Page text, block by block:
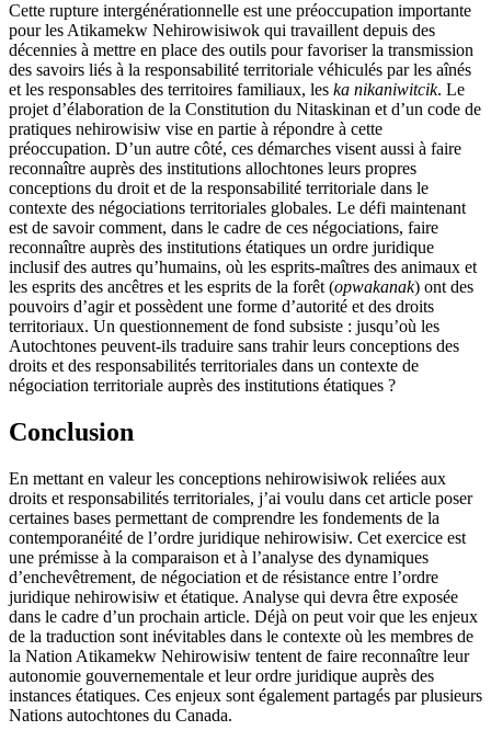
Cette rupture intergénérationnelle est une préoccupation importante
pour les Atikamekw Nehirowisiwok qui travaillent depuis des
décennies à mettre en place des outils pour favoriser la transmission
des savoirs liés à la responsabilité territoriale véhiculés par les aînés
et les responsables des territoires familiaux, les ka nikaniwitcik. Le
projet d’élaboration de la Constitution du Nitaskinan et d’un code de
pratiques nehirowisiw vise en partie à répondre à cette
préoccupation. D’un autre côté, ces démarches visent aussi à faire
reconnaître auprès des institutions allochtones leurs propres
conceptions du droit et de la responsabilité territoriale dans le
contexte des négociations territoriales globales. Le défi maintenant
est de savoir comment, dans le cadre de ces négociations, faire
reconnaître auprès des institutions étatiques un ordre juridique
inclusif des autres qu’humains, où les esprits-maîtres des animaux et
les esprits des ancêtres et les esprits de la forêt (opwakanak) ont des
pouvoirs d’agir et possèdent une forme d’autorité et des droits
territoriaux. Un questionnement de fond subsiste : jusqu’où les
Autochtones peuvent-ils traduire sans trahir leurs conceptions des
droits et des responsabilités territoriales dans un contexte de
négociation territoriale auprès des institutions étatiques ?
Conclusion
En mettant en valeur les conceptions nehirowisiwok reliées aux
droits et responsabilités territoriales, j’ai voulu dans cet article poser
certaines bases permettant de comprendre les fondements de la
contemporanéité de l’ordre juridique nehirowisiw. Cet exercice est
une prémisse à la comparaison et à l’analyse des dynamiques
d’enchevêtrement, de négociation et de résistance entre l’ordre
juridique nehirowisiw et étatique. Analyse qui devra être exposée
dans le cadre d’un prochain article. Déjà on peut voir que les enjeux
de la traduction sont inévitables dans le contexte où les membres de
la Nation Atikamekw Nehirowisiw tentent de faire reconnaître leur
autonomie gouvernementale et leur ordre juridique auprès des
instances étatiques. Ces enjeux sont également partagés par plusieurs
Nations autochtones du Canada.